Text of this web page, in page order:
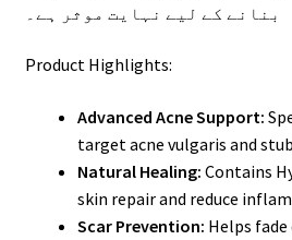
بنانے کے لیے نہایت موثر ہے۔
Product Highlights:
Advanced Acne Support:
target acne vulgaris and
Natural Healing: Contains
skin repair and reduce
Scar Prevention: Helps